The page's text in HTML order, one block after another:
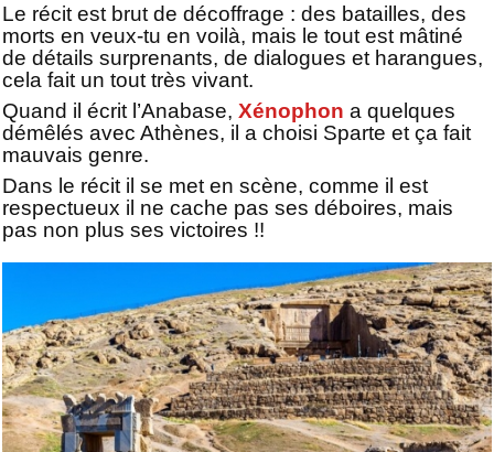
Le récit est brut de décoffrage : des batailles, des
morts en veux-tu en voilà, mais le tout est mâtiné
de détails surprenants, de dialogues et harangues,
cela fait un tout très vivant.
Quand il écrit l’Anabase, Xénophon a quelques
démêlés avec Athènes, il a choisi Sparte et ça fait
mauvais genre.
Dans le récit il se met en scène, comme il est
respectueux il ne cache pas ses déboires, mais
pas non plus ses victoires !!